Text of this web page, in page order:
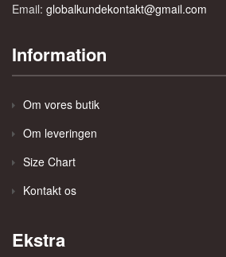
Email: globalkundekontakt@gmail.com
Information
Om vores butik
Om leveringen
Size Chart
Kontakt os
Ekstra